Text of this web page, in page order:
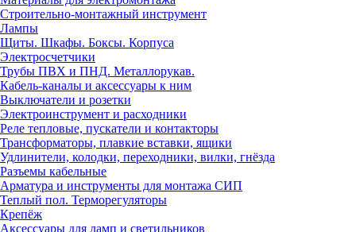
Строительно-монтажный инструмент
Лампы
Щиты. Шкафы. Боксы. Корпуса
Электросчетчики
Трубы ПВХ и ПНД. Металлорукав.
Кабель-каналы и аксессуары к ним
Выключатели и розетки
Электроинструмент и расходники
Реле тепловые, пускатели и контакторы
Трансформаторы, плавкие вставки, ящики
Удлинители, колодки, переходники, вилки, гнёзда
Разъемы кабельные
Арматура и инструменты для монтажа СИП
Теплый пол. Терморегуляторы
Крепёж
Аксессуары для ламп и светильников